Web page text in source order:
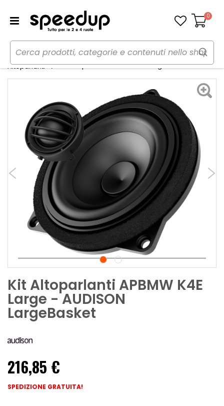
Carrello
0
Home Auto
Audio elettronica mobile
Altoparlanti
Kit Altoparlanti APBMW K4E Large - AUDISON
Kit Altoparlanti APBMW K4E
Large - AUDISON
LargeBasket
216,85 €
SPEDIZIONE GRATUITA!